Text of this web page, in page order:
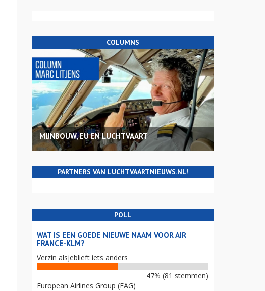
COLUMNS
MIJNBOUW, EU EN LUCHTVAART
PARTNERS VAN LUCHTVAARTNIEUWS.NL!
POLL
WAT IS EEN GOEDE NIEUWE NAAM VOOR AIR
FRANCE-KLM?
Verzin alsjeblieft iets anders
47% (81 stemmen)
European Airlines Group (EAG)